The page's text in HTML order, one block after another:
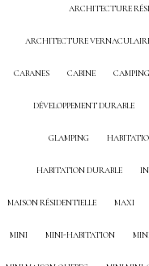
ARCHITECTURE
ARCHITECTURE
CABANES CABINE CAMPING
DÉVELOPPEMENT DURABLE
GLAMPING
HABITATION DURABLE
MAISON RÉSIDENTIELLE MAXI
MINI MINI-HABITATION